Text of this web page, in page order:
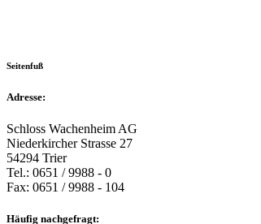
Seitenfuß
Adresse:
Schloss Wachenheim AG
Niederkircher Strasse 27
54294 Trier
Tel.: 0651 / 9988 - 0
Fax: 0651 / 9988 - 104
Häufig nachgefragt: